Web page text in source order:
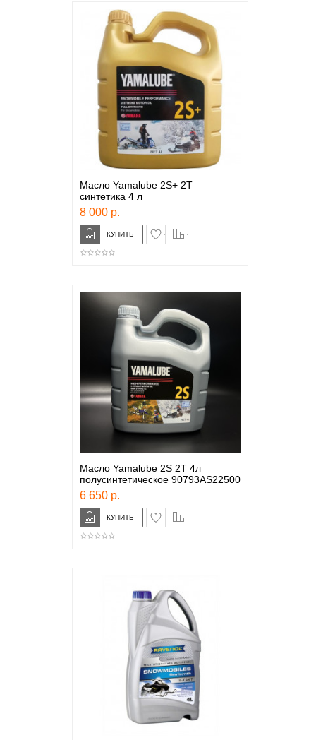
Масло Yamalube 2S+ 2Т
синтетика 4 л
8 000 р.
в закладки
Масло Yamalube 2S 2T 4л
полусинтетическое 90793AS22500
6 650 р.
в закладки